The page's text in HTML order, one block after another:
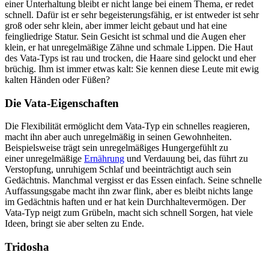
einer Unterhaltung bleibt er nicht lange bei einem Thema, er redet
schnell. Dafür ist er sehr begeisterungsfähig, er ist entweder ist sehr
groß oder sehr klein, aber immer leicht gebaut und hat eine
feingliedrige Statur. Sein Gesicht ist schmal und die Augen eher
klein, er hat unregelmäßige Zähne und schmale Lippen. Die Haut
des Vata-Typs ist rau und trocken, die Haare sind gelockt und eher
brüchig. Ihm ist immer etwas kalt: Sie kennen diese Leute mit ewig
kalten Händen oder Füßen?
Die Vata-Eigenschaften
Die Flexibilität ermöglicht dem Vata-Typ ein schnelles reagieren,
macht ihn aber auch unregelmäßig in seinen Gewohnheiten.
Beispielsweise trägt sein unregelmäßiges Hungergefühlt zu
einer unregelmäßige Ernährung und Verdauung bei, das führt zu
Verstopfung, unruhigem Schlaf und beeinträchtigt auch sein
Gedächtnis. Manchmal vergisst er das Essen einfach. Seine schnelle
Auffassungsgabe macht ihn zwar flink, aber es bleibt nichts lange
im Gedächtnis haften und er hat kein Durchhaltevermögen. Der
Vata-Typ neigt zum Grübeln, macht sich schnell Sorgen, hat viele
Ideen, bringt sie aber selten zu Ende.
Tridosha